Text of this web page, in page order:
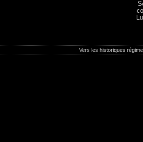
Vers les historiques